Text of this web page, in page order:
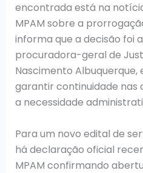
encontrada está na
MPAM sobre a
informa que a decisão foi
procuradora-geral de
Nascimento Albuquerque,
garantir continuidade
a necessidade
Para um novo edital de
há declaração oficial
MPAM confirmando